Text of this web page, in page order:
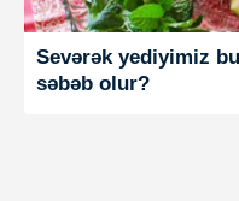
Sevərək yediyimiz
səbəb olur?